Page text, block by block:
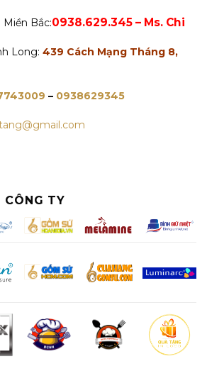
Bắc:0938.629.345 – Ms. Chi
Long: 439 Cách Mạng Tháng 8,
– 0938629345
CÔNG TY